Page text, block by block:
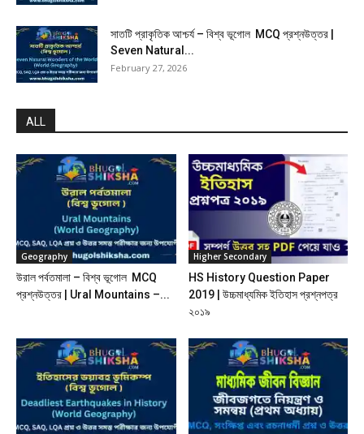
সাতটি প্রাকৃতিক আশ্চর্য – বিশ্ব ভূগোল MCQ প্রশ্নউত্তর |
Seven Natural...
February 27, 2026
ALL
Geography
উরাল পর্বতমালা – বিশ্ব ভূগোল MCQ
প্রশ্নউত্তর | Ural Mountains –...
Higher Secondary
HS History Question Paper
2019 | উচ্চমাধ্যমিক ইতিহাস প্রশ্নপত্র
২০১৯